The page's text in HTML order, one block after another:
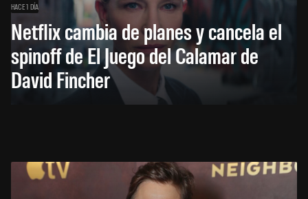
HACE 1 DÍA
Netflix cambia de planes y cancela el
spinoff de El Juego del Calamar de
David Fincher